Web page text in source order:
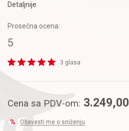
Detaljnije
Prosečna ocena:
5
3 glasa
Cena sa PDV-om: 3.249,00
Obavesti me o sniženju